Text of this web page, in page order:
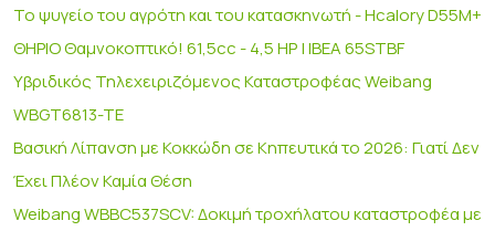
Το ψυγείο του αγρότη και του κατασκηνωτή - Hcalory D55M+
ΘΗΡΙΟ Θαμνοκοπτικό! 61,5cc - 4,5 HP | IBEA 65STBF
Υβριδικός Τηλεχειριζόμενος Καταστροφέας Weibang
WBGT6813-TE
Βασική Λίπανση με Κοκκώδη σε Κηπευτικά το 2026: Γιατί Δεν
Έχει Πλέον Καμία Θέση
Weibang WBBC537SCV: Δοκιμή τροχήλατου καταστροφέα με